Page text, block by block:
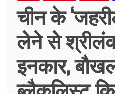
चीन के
लेने से
इनकार,